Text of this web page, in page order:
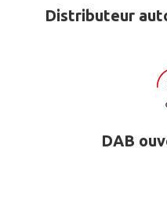
Distributeur
DAB